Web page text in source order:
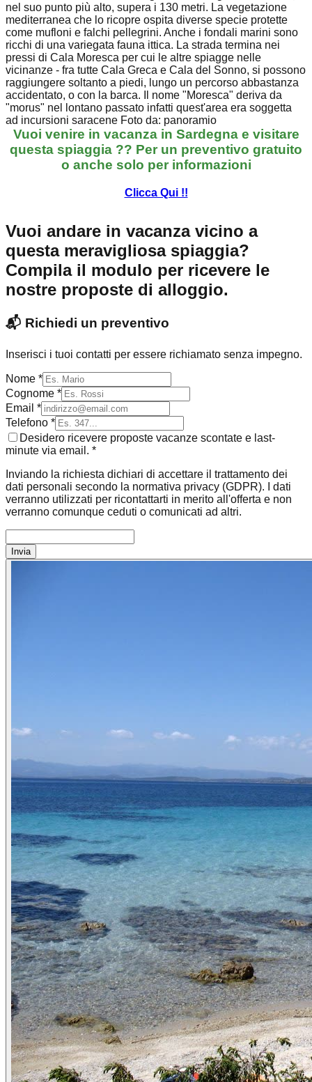
nel suo punto più alto, supera i 130 metri. La vegetazione
mediterranea che lo ricopre ospita diverse specie protette
come mufloni e falchi pellegrini. Anche i fondali marini sono
ricchi di una variegata fauna ittica. La strada termina nei
pressi di Cala Moresca per cui le altre spiagge nelle
vicinanze - fra tutte Cala Greca e Cala del Sonno, si possono
raggiungere soltanto a piedi, lungo un percorso abbastanza
accidentato, o con la barca. Il nome "Moresca" deriva da
"morus" nel lontano passato infatti quest'area era soggetta
ad incursioni saracene Foto da: panoramio
Vuoi venire in vacanza in Sardegna e visitare
questa spiaggia ?? Per un preventivo gratuito
o anche solo per informazioni
Clicca Qui !!
Vuoi andare in vacanza vicino a
questa meravigliosa spiaggia?
Compila il modulo per ricevere le
nostre proposte di alloggio.
📬 Richiedi un preventivo
Inserisci i tuoi contatti per essere richiamato senza impegno.
Nome *
Cognome *
Email *
Telefono *
Desidero ricevere proposte vacanze scontate e last-
minute via email. *
Inviando la richiesta dichiari di accettare il trattamento dei
dati personali secondo la normativa privacy (GDPR). I dati
verranno utilizzati per ricontattarti in merito all'offerta e non
verranno comunque ceduti o comunicati ad altri.
Invia